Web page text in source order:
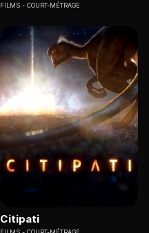
FILMS COURT-MÉTRAGE
Citipati